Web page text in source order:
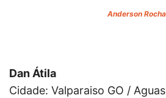
Anderson Rocha
Dan Átila
Cidade: Valparaiso GO /